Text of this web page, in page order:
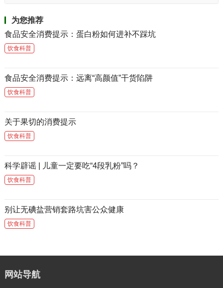
为您推荐
食品安全消费提示：蛋白粉如何进补不踩坑
饮食科普
食品安全消费提示：远离“高颜值”干货陷阱
饮食科普
关于果切的消费提示
饮食科普
科学辟谣 | 儿童一定要吃“4段乳粉”吗？
饮食科普
别让无碘盐营销套路坑害公众健康
饮食科普
网站导航